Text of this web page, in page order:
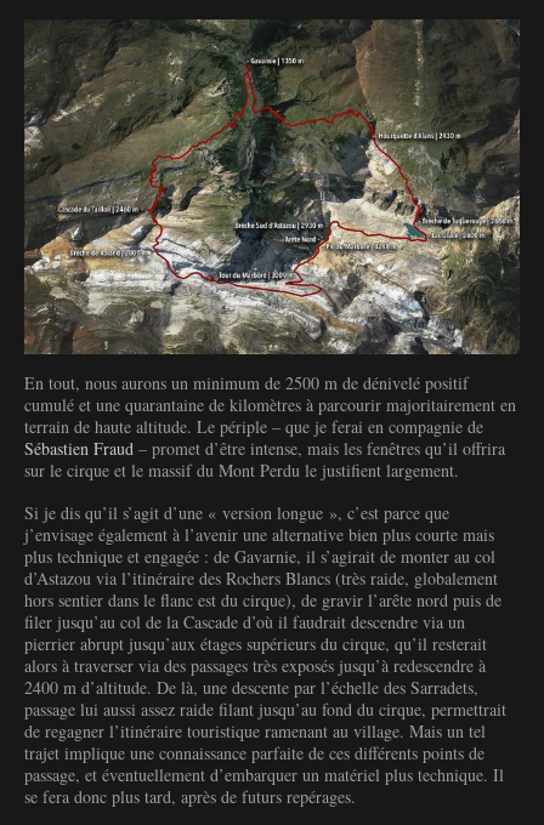
En tout, nous aurons un minimum de 2500 m de dénivelé positif
cumulé et une quarantaine de kilomètres à parcourir majoritairement en
terrain de haute altitude. Le périple – que je ferai en compagnie de
Sébastien Fraud – promet d’être intense, mais les fenêtres qu’il offrira
sur le cirque et le massif du Mont Perdu le justifient largement.
Si je dis qu’il s’agit d’une « version longue », c’est parce que
j’envisage également à l’avenir une alternative bien plus courte mais
plus technique et engagée : de Gavarnie, il s’agirait de monter au col
d’Astazou via l’itinéraire des Rochers Blancs (très raide, globalement
hors sentier dans le flanc est du cirque), de gravir l’arête nord puis de
filer jusqu’au col de la Cascade d’où il faudrait descendre via un
pierrier abrupt jusqu’aux étages supérieurs du cirque, qu’il resterait
alors à traverser via des passages très exposés jusqu’à redescendre à
2400 m d’altitude. De là, une descente par l’échelle des Sarradets,
passage lui aussi assez raide filant jusqu’au fond du cirque, permettrait
de regagner l’itinéraire touristique ramenant au village. Mais un tel
trajet implique une connaissance parfaite de ces différents points de
passage, et éventuellement d’embarquer un matériel plus technique. Il
se fera donc plus tard, après de futurs repérages.